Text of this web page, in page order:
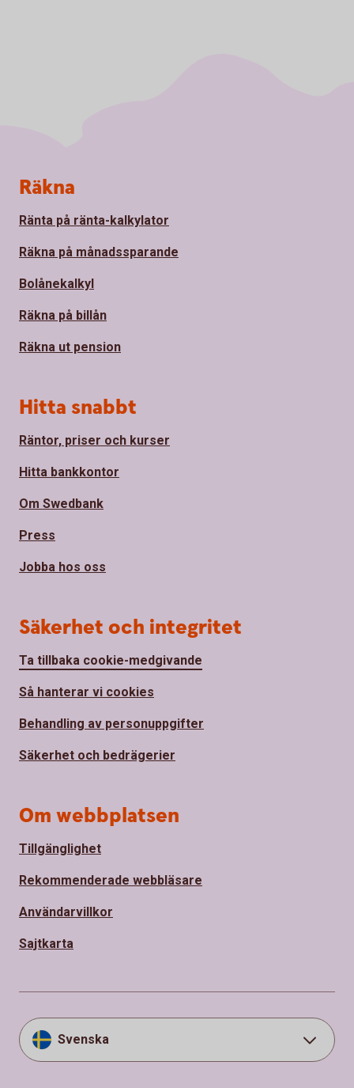
Sidfot
Räkna
Ränta på ränta-kalkylator
Räkna på månadssparande
Bolånekalkyl
Räkna på billån
Räkna ut pension
Hitta snabbt
Räntor, priser och kurser
Hitta bankkontor
Om Swedbank
Press
Jobba hos oss
Säkerhet och integritet
Ta tillbaka cookie-medgivande
Så hanterar vi cookies
Behandling av personuppgifter
Säkerhet och bedrägerier
Om webbplatsen
Tillgänglighet
Rekommenderade webbläsare
Användarvillkor
Sajtkarta
Svenska